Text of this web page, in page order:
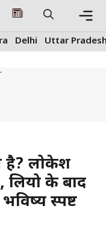
Delhi Uttar
है? लोकेश
लियो के बाद
स्पष्ट